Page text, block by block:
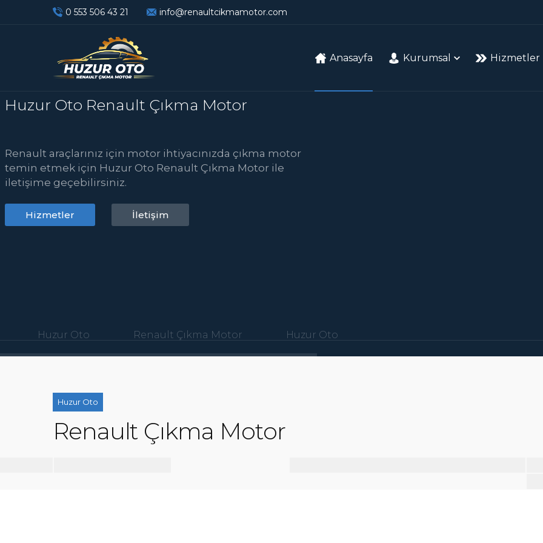
0 553 506 43 21 info@renaultcikmamotor.com
Anasayfa Kurumsal Hizmetler
Huzur Oto Renault Çıkma Motor Huzur Oto
Huzur Oto Renault Çıkma Motor
Renault araçlarınız için motor ihtiyacınızda çıkma motor
temin etmek için Huzur Oto Renault Çıkma Motor ile
iletişime geçebilirsiniz.
Hizmetler İletişim
Huzur Oto
Renault Çıkma Motor